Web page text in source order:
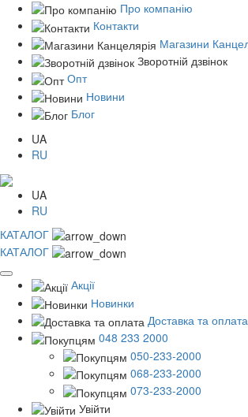
Про компанію
Контакти
Магазини
Зворотній дзвінок
Опт
Новини
Блог
UA
RU
UA
RU
КАТАЛОГ
КАТАЛОГ
Акції
Новинки
Доставка та оплата
048 233 2000
050-233-2000
068-233-2000
073-233-2000
Увійти